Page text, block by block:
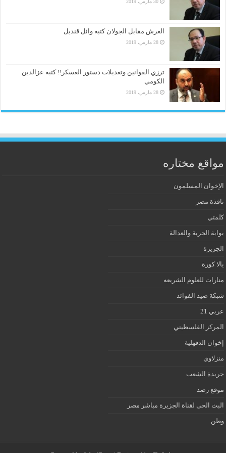
30 مارس، 2019
العرش مقابل الجولان كتبه وائل قنديل
28 مارس، 2019
ترزي القوانين وتعديلات دستور العسكر!! كتبه عزالدين
الكومي
28 مارس، 2019
مواقع مختاره
الإخوان المسلمون
نافذة مصر
كلمتي
بوابة الحرية والعدالة
الجزيرة
يالا كورة
منارات للعلوم الشريعه
شبكة صيد الفوائد
عربي 21
المركز الفلسطيني
إخوان الدقهلية
منزلاوي
جريدة الشعب
موقع رصد
البث الحى لقناة الجزيرة مباشر مصر
وطن